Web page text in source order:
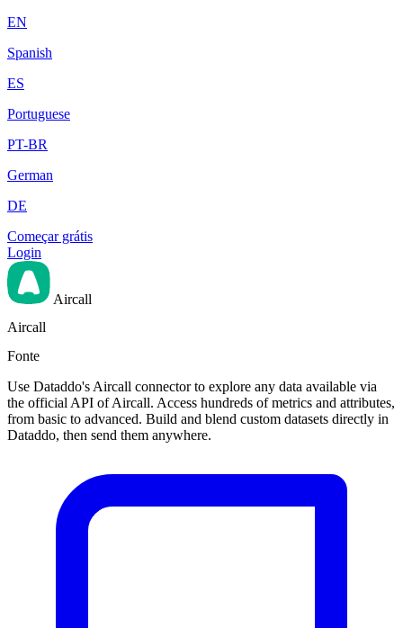
EN
Spanish
ES
Portuguese
PT-BR
German
DE
Começar grátis
Login
Aircall
Aircall
Fonte
Use Dataddo's Aircall connector to explore any data available via
the official API of Aircall. Access hundreds of metrics and attributes,
from basic to advanced. Build and blend custom datasets directly in
Dataddo, then send them anywhere.